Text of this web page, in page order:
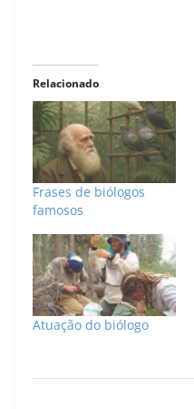
Relacionado
Frases de biólogos
famosos
Atuação do biólogo